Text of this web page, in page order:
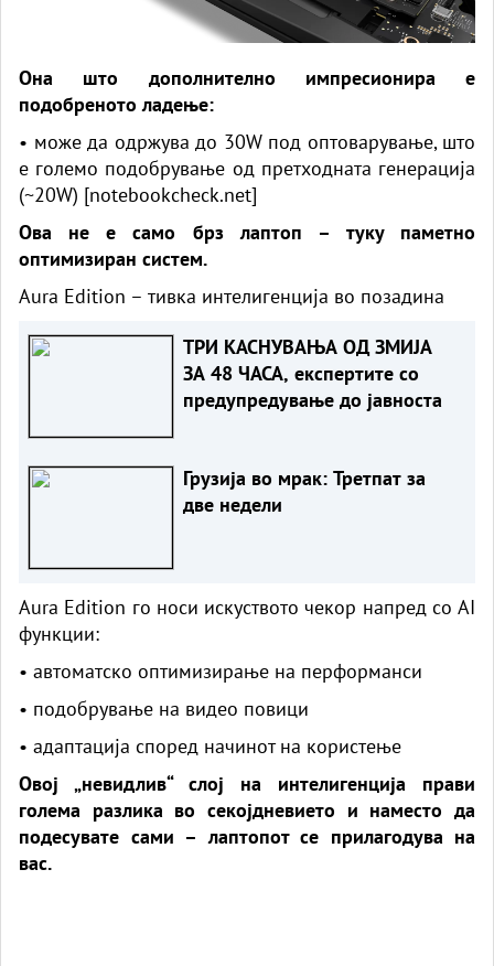
Она што дополнително импресионира е
подобреното ладење:
• може да одржува до 30W под оптоварување, што
е големо подобрување од претходната генерација
(~20W) [notebookcheck.net]
Ова не е само брз лаптоп – туку паметно
оптимизиран систем.
Aura Edition – тивка интелигенција во позадина
ТРИ КАСНУВАЊА ОД ЗМИЈА
ЗА 48 ЧАСА, експертите со
предупредување до јавноста
Грузија во мрак: Третпат за
две недели
Aura Edition го носи искуството чекор напред со AI
функции:
• автоматско оптимизирање на перформанси
• подобрување на видео повици
• адаптација според начинот на користење
Овој „невидлив“ слој на интелигенција прави
голема разлика во секојдневието и наместо да
подесувате сами – лаптопот се прилагодува на
вас.